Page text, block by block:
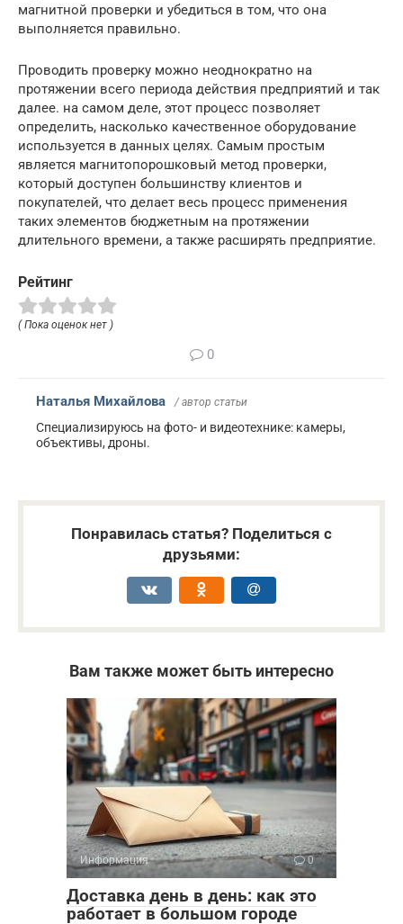
магнитной проверки и убедиться в том, что она
выполняется правильно.
Проводить проверку можно неоднократно на
протяжении всего периода действия предприятий и так
далее. на самом деле, этот процесс позволяет
определить, насколько качественное оборудование
используется в данных целях. Самым простым
является магнитопорошковый метод проверки,
который доступен большинству клиентов и
покупателей, что делает весь процесс применения
таких элементов бюджетным на протяжении
длительного времени, а также расширять предприятие.
Рейтинг
( Пока оценок нет )
0
Наталья Михайлова / автор статьи
Специализируюсь на фото- и видеотехнике: камеры,
объективы, дроны.
Понравилась статья? Поделиться с
друзьями:
Вам также может быть интересно
Информация 0
Доставка день в день: как это
работает в большом городе